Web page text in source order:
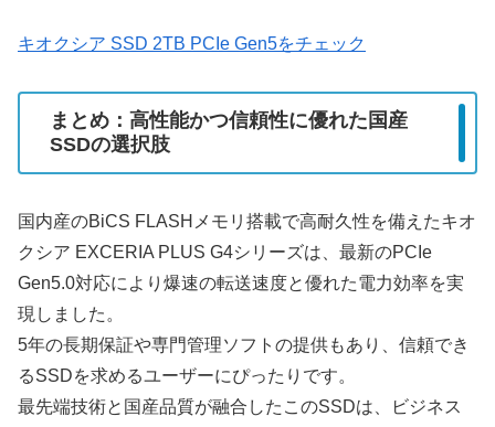
キオクシア SSD 2TB PCIe Gen5をチェック
まとめ：高性能かつ信頼性に優れた国産
SSDの選択肢
国内産のBiCS FLASHメモリ搭載で高耐久性を備えたキオ
クシア EXCERIA PLUS G4シリーズは、最新のPCIe
Gen5.0対応により爆速の転送速度と優れた電力効率を実
現しました。
5年の長期保証や専門管理ソフトの提供もあり、信頼でき
るSSDを求めるユーザーにぴったりです。
最先端技術と国産品質が融合したこのSSDは、ビジネス